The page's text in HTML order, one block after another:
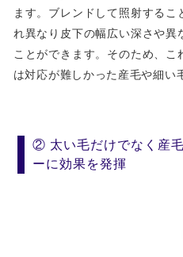
ます。ブレンドして照射する
れ異なり皮下の幅広い深さや異
ことができます。そのため、
は対応が難しかった産毛や細い
② 太い毛だけでなく産
ーに効果を発揮